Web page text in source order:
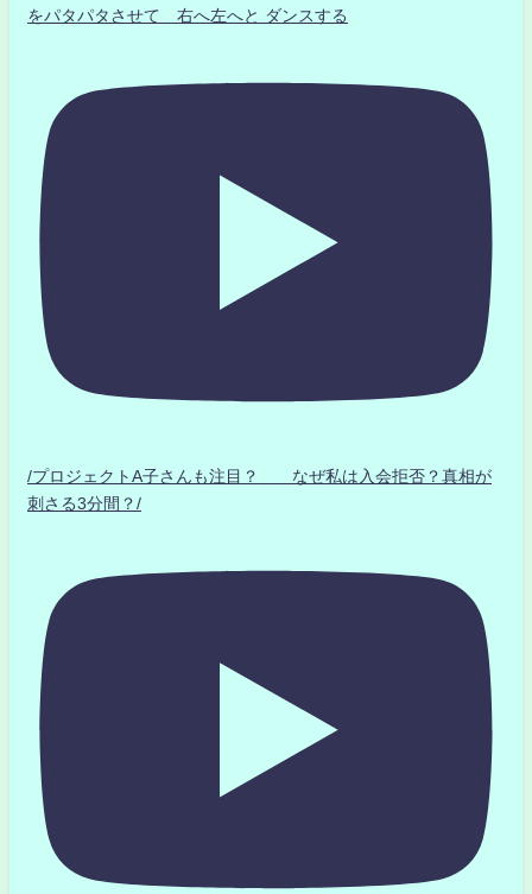
をパタパタさせて 右へ左へと ダンスする
/プロジェクトA子さんも注目？ なぜ私は入会拒否？真相が
刺さる3分間？/